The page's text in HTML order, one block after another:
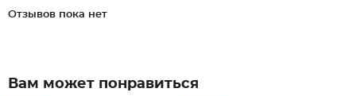
Отзывов пока нет
Вам может понравиться